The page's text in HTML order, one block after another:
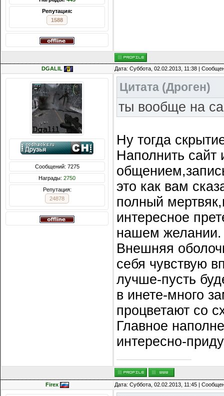
Репутация:
1588
DGALIL Дата: Суббота, 02.02.2013, 11:38 |
Сообщений: 7275
Награды: 2750
Репутация:
24878
Цитата (Дроген)
ты вообще на
Ну тогда
Наполнить
это как вам
полный
интересное
нашем желании.
Внешняя
себя чувствую
лучше-пусть
в инете-много
процветают со
Главное
интересно-
Firex Дата: Суббота, 02.02.2013, 11:45 |